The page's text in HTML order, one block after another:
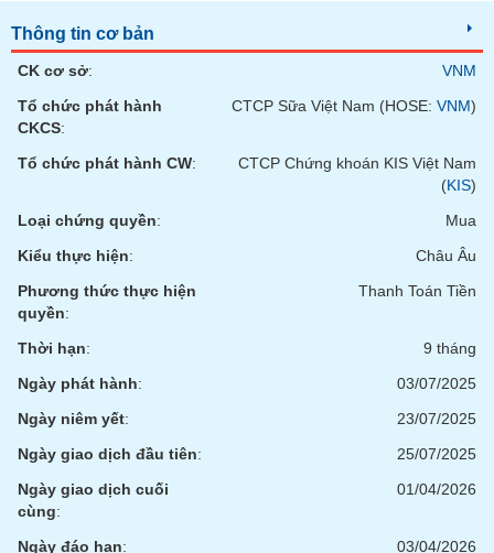
Thông tin cơ bản
CK cơ sở:
VNM
Tổ chức phát hành
CKCS:
CTCP Sữa Việt Nam (HOSE: VNM)
Tổ chức phát hành CW:
CTCP Chứng khoán KIS Việt Nam
(KIS)
Loại chứng quyền:
Mua
Kiểu thực hiện:
Châu Âu
Phương thức thực hiện
quyền:
Thanh Toán Tiền
Thời hạn:
9 tháng
Ngày phát hành:
03/07/2025
Ngày niêm yết:
23/07/2025
Ngày giao dịch đầu tiên:
25/07/2025
Ngày giao dịch cuối
cùng:
01/04/2026
Ngày đáo hạn: 03/04/2026